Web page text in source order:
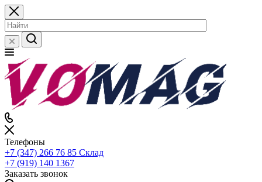
Телефоны
+7 (347) 266 76 85 Склад
+7 (919) 140 1367
Заказать звонок